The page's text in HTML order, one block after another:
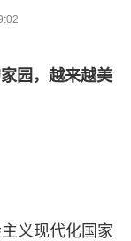
园，越来越美
义现代化国家